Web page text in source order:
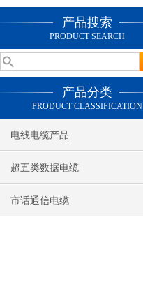
产品搜索
PRODUCT SEARCH
产品分类
PRODUCT CLASSIFICATION
电线电缆产品
超五类数据电缆
市话通信电缆